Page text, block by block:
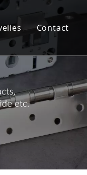
de l'entreprise
l'équipe
de réalité virtuelle
Contact